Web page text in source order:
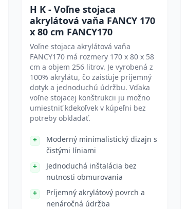
H K - Voľne stojaca
akrylátová vaňa FANCY 170
x 80 cm FANCY170
Voľne stojaca akrylátová vaňa
FANCY170 má rozmery 170 x 80 x 58
cm a objem 256 litrov. Je vyrobená z
100% akrylátu, čo zaisťuje príjemný
dotyk a jednoduchú údržbu. Vďaka
voľne stojacej konštrukcii ju možno
umiestniť kdekoľvek v kúpeľni bez
potreby obkladať.
Moderný minimalistický dizajn s
čistými líniami
Jednoduchá inštalácia bez
nutnosti obmurovania
Príjemný akrylátový povrch a
nenáročná údržba